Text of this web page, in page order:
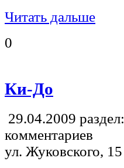
Читать дальше
0
Ки-До
29.04.2009 раздел:
комментариев
ул. Жуковского, 15